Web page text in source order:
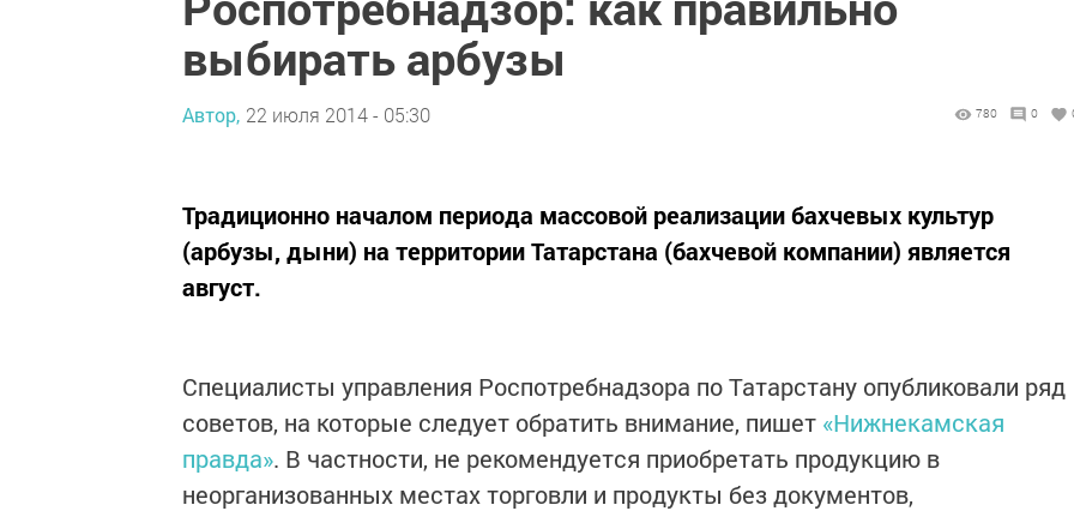
выбирать арбузы
Автор, 22 июля 2014 - 05:30 780 0
Традиционно началом периода массовой реализации бахчевых культур
(арбузы, дыни) на территории Татарстана (бахчевой компании) является
август.
Специалисты управления Роспотребнадзора по Татарстану опубликовали ряд
советов, на которые следует обратить внимание, пишет «Нижнекамская
правда». В частности, не рекомендуется приобретать продукцию в
неорганизованных местах торговли и продукты без документов,